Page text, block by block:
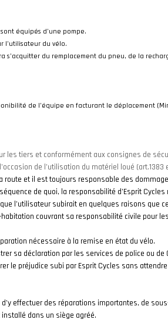
équipés d’une pompe.
l’utilisateur du vélo.
s’acquitter du remplacement du pneu, de la
de l’équipe en facturant le déplacement
les tiers et conformément aux consignes de
de l’utilisation du matériel loué (art.1383
et il est toujours responsable des
de quoi, la responsabilité d’Esprit
l’utilisateur subirait en quelques raisons que
couvrant sa responsabilité civile pour
nécessaire à la remise en état du vélo.
sa déclaration par les services de police ou de
le préjudice subi par Esprit Cycles sans
effectuer des réparations importantes, de
installé dans un siège agréé.